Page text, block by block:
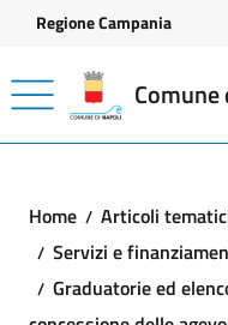
Vai ai contenuti
Vai al footer
Regione Campania
Home
Articoli
Servizi e
Graduatorie ed